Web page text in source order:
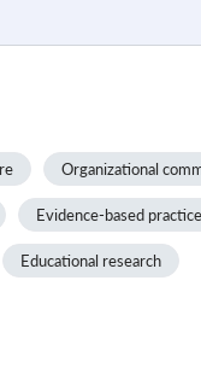
Organizational
Evidence-based practice
Educational research